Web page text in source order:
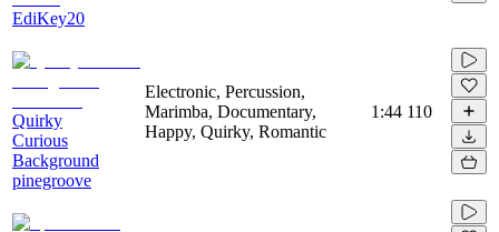
EdiKey20
Quirky
Curious
Background
pinegroove
Electronic, Percussion,
Marimba, Documentary,
Happy, Quirky, Romantic
1:44 110